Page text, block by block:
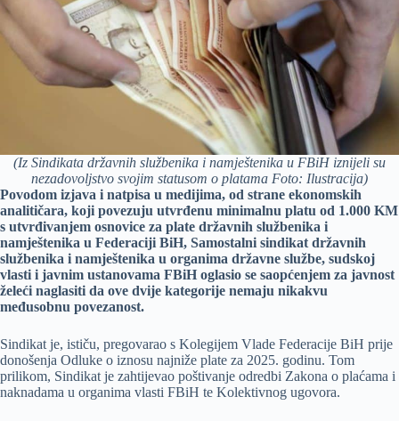
(Iz Sindikata državnih službenika i namještenika u FBiH iznijeli su
nezadovoljstvo svojim statusom o platama Foto: Ilustracija)
Povodom izjava i natpisa u medijima, od strane ekonomskih
analitičara, koji povezuju utvrđenu minimalnu platu od 1.000 KM
s utvrđivanjem osnovice za plate državnih službenika i
namještenika u Federaciji BiH, Samostalni sindikat državnih
službenika i namještenika u organima državne službe, sudskoj
vlasti i javnim ustanovama FBiH oglasio se saopćenjem za javnost
želeći naglasiti da ove dvije kategorije nemaju nikakvu
međusobnu povezanost.
Sindikat je, ističu, pregovarao s Kolegijem Vlade Federacije BiH prije
donošenja Odluke o iznosu najniže plate za 2025. godinu. Tom
prilikom, Sindikat je zahtijevao poštivanje odredbi Zakona o plaćama i
naknadama u organima vlasti FBiH te Kolektivnog ugovora.